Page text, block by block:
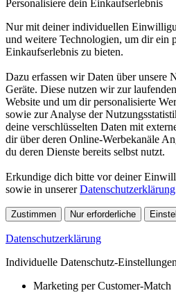
Personalisiere dein Einkaufserlebnis
Nur mit deiner individuellen
und weitere Technologien, um dir ein
Einkaufserlebnis zu bieten.
Dazu erfassen wir Daten über unsere
Geräte. Diese nutzen wir zur
Website und um dir personalisierte
sowie zur Analyse der
deine verschlüsselten Daten mit
dir über deren Online-Werbekanäle
du deren Dienste bereits selbst nutzt.
Erkundige dich bitte vor deiner
sowie in unsererDatenschutzerklärung
Zustimmen Nur erforderliche
Datenschutzerklärung
Individuelle Datenschutz-Einstellungen
Marketing per Customer-Match